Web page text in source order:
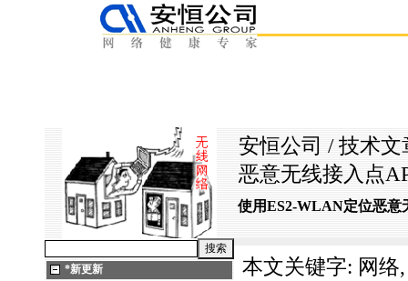
*新更新
安恒公司 / 技术文
恶意无线接入点
使用ES2-WLAN定位恶意
本文关键字: 网络